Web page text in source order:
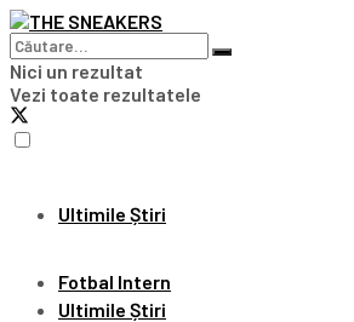
Nici un rezultat
Vezi toate rezultatele
Ultimile Știri
Fotbal Intern
Ultimile Știri